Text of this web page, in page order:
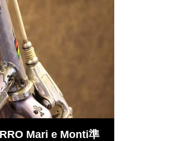
Mari e Monti準